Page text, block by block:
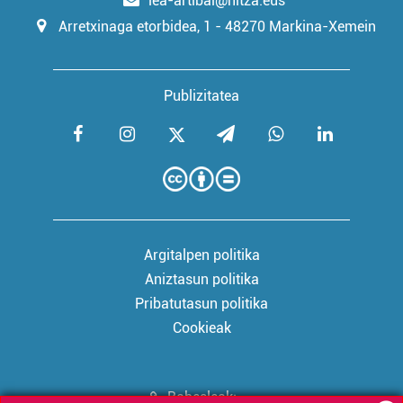
Arretxinaga etorbidea, 1 - 48270 Markina-Xemein
Publizitatea
Argitalpen politika
Aniztasun politika
Pribatutasun politika
Cookieak
Babesleak: